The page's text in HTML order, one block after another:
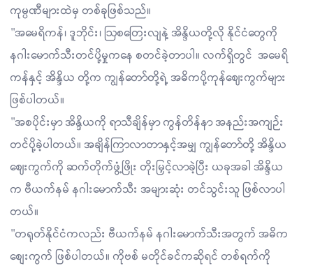
ကုမ္ပဏီများထဲမှ တစ်ခုဖြစ်သည်။
"အမေရိကန်၊ ဒူဘိုင်း၊ ဩစတြေးလျနဲ့ အိန္ဒိယတို့လို နိုင်ငံတွေကို
နဂါးမောက်သီးတင်ပို့မှုကနေ စတင်ခဲ့တာပါ။ လက်ရှိတွင် အမေရိ
ကန်နှင့် အိန္ဒိယ တို့က ကျွန်တော်တို့ရဲ့ အဓိကပို့ကုန်ဈေးကွက်များ
ဖြစ်ပါတယ်။
"အစပိုင်းမှာ အိန္ဒိယကို ရာသီချိန်မှာ ကွန်တိန်နာ အနည်းအကျဉ်း
တင်ပို့ခဲ့ပါတယ်။ အချိန်ကြာလာတာနှင့်အမျှ ကျွန်တော်တို့ အိန္ဒိယ
ဈေးကွက်ကို ဆက်တိုက်ဖွံ့ဖြိုး တိုးမြှင့်လာခဲ့ပြီး ယခုအခါ အိန္ဒိယ
က ဗီယက်နမ် နဂါးမောက်သီး အများဆုံး တင်သွင်းသူ ဖြစ်လာပါ
တယ်။
"တရုတ်နိုင်ငံကလည်း ဗီယက်နမ် နဂါးမောက်သီးအတွက် အဓိက
စျေးကွက် ဖြစ်ပါတယ်။ ကိုဗစ် မတိုင်ခင်ကဆိုရင် တစ်ရက်ကို